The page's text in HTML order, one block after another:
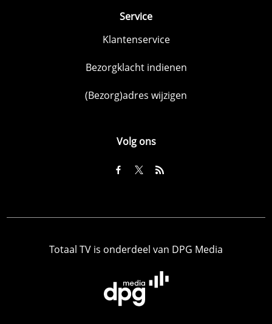
Service
Klantenservice
Bezorgklacht indienen
(Bezorg)adres wijzigen
Volg ons
Totaal TV is onderdeel van DPG Media